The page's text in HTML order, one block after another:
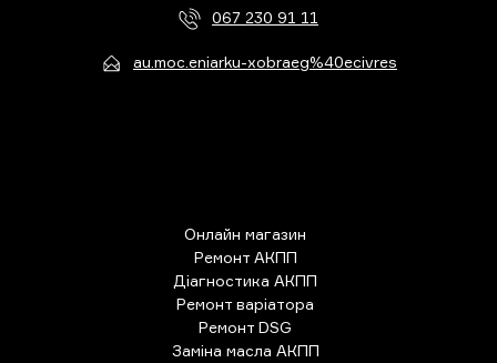
067 230 91 11
au.moc.eniarku-xobraeg%40ecivres
Онлайн магазин
Ремонт АКПП
Діагностика АКПП
Ремонт варіатора
Ремонт DSG
Заміна масла АКПП